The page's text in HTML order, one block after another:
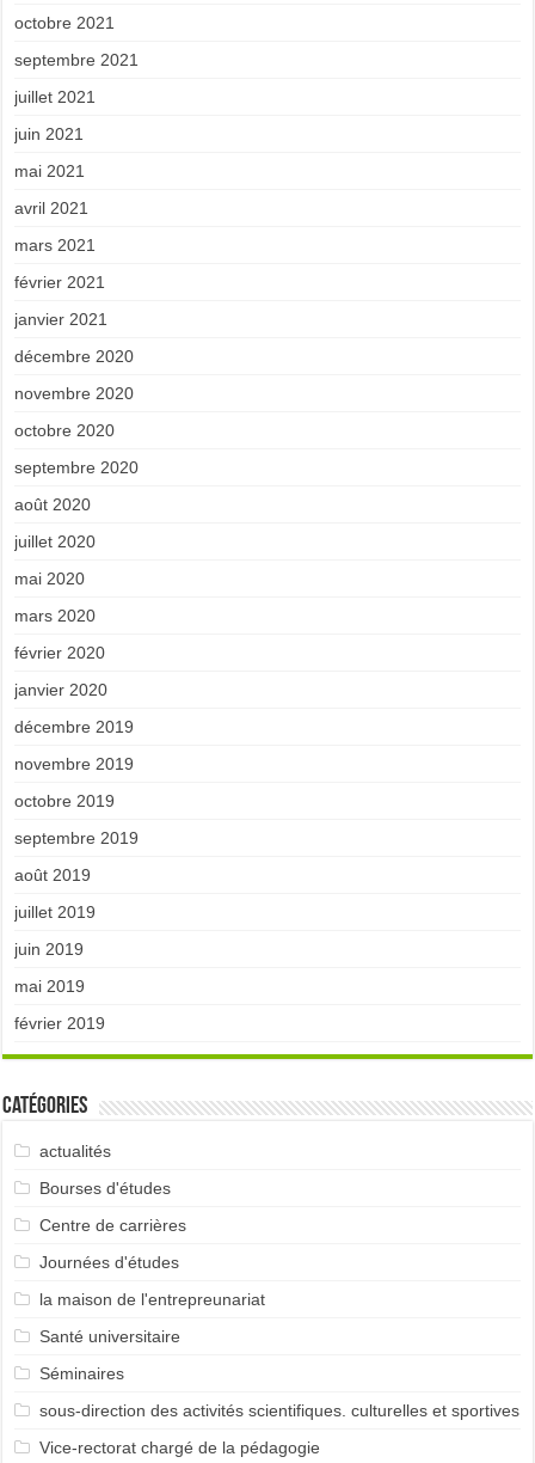
octobre 2021
septembre 2021
juillet 2021
juin 2021
mai 2021
avril 2021
mars 2021
février 2021
janvier 2021
décembre 2020
novembre 2020
octobre 2020
septembre 2020
août 2020
juillet 2020
mai 2020
mars 2020
février 2020
janvier 2020
décembre 2019
novembre 2019
octobre 2019
septembre 2019
août 2019
juillet 2019
juin 2019
mai 2019
février 2019
Catégories
actualités
Bourses d'études
Centre de carrières
Journées d'études
la maison de l'entrepreunariat
Santé universitaire
Séminaires
sous-direction des activités scientifiques. culturelles et sportives
Vice-rectorat chargé de la pédagogie